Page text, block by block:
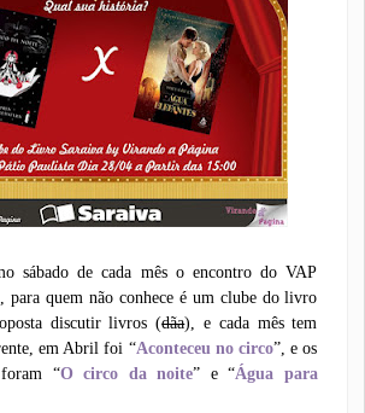
sábado de cada mês o encontro do VAP
para quem não conhece é um clube do livro
discutir livros (dãa), e cada mês tem
em Abril foi “Aconteceu no circo”, e os
“O circo da noite” e “Água para